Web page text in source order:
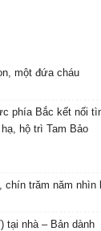
một đứa cháu
phía Bắc kết nối
hộ trì Tam Bảo
chín trăm năm nhìn
tại nhà – Bản dành